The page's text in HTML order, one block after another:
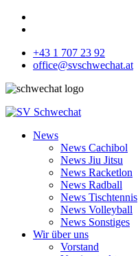
+43 1 707 23 92
office@svschwechat.at
News
News Cachibol
News Jiu Jitsu
News Racketlon
News Radball
News Tischtennis
News Volleyball
News Sonstiges
Wir über uns
Vorstand